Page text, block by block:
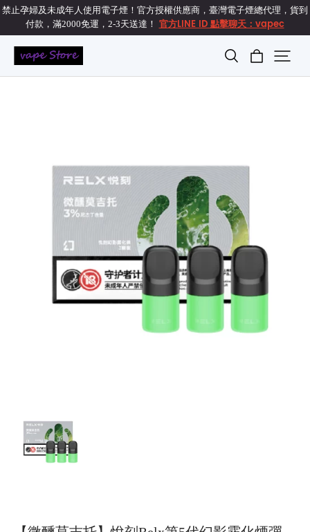
禁止孕婦及未成年人使用電子煙！官方授權供應商，臺灣電子煙總代理，貨到
付款，滿2000免運，2-3天送達！ 官方LINE ID 點擊聊天：vapec